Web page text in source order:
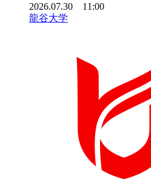
2026.07.30 11:00
龍谷大学